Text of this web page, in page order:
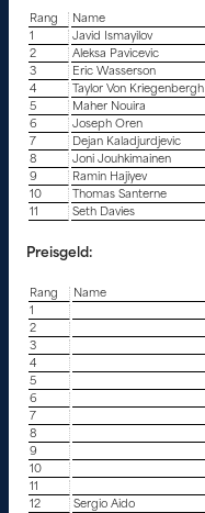
Rang Name
1
Javid Ismayilov
2
Aleksa Pavicevic
3
Eric Wasserson
4
Taylor Von Kriegenbergh
5
Maher Nouira
6
Joseph Oren
7
Dejan Kaladjurdjevic
8
Joni Jouhkimainen
9
Ramin Hajiyev
10
Thomas Santerne
11
Seth Davies
Preisgeld:
Rang Name
1
2
3
4
5
6
7
8
9
10
11
12
Sergio Aido